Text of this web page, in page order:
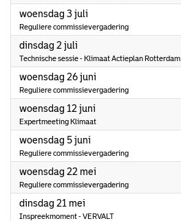
woensdag 3 juli
Reguliere commissievergadering
dinsdag 2 juli
Technische sessie - Klimaat Actieplan Rotterdam
woensdag 26 juni
Reguliere commissievergadering
woensdag 12 juni
Expertmeeting Klimaat
woensdag 5 juni
Reguliere commissievergadering
woensdag 22 mei
Reguliere commissievergadering
dinsdag 21 mei
Inspreekmoment - VERVALT